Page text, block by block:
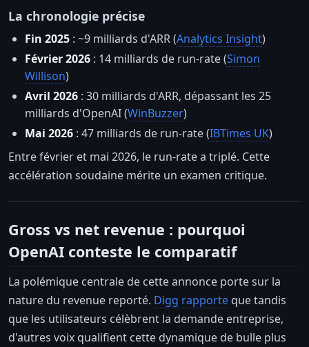
La chronologie précise
Fin 2025 : ~9 milliards d'ARR (Analytics Insight)
Février 2026 : 14 milliards de run-rate (Simon
Willison)
Avril 2026 : 30 milliards d'ARR, dépassant les 25
milliards d'OpenAI (WinBuzzer)
Mai 2026 : 47 milliards de run-rate (IBTimes UK)
Entre février et mai 2026, le run-rate a triplé. Cette
accélération soudaine mérite un examen critique.
Gross vs net revenue : pourquoi
OpenAI conteste le comparatif
La polémique centrale de cette annonce porte sur la
nature du revenue reporté. Digg rapporte que tandis
que les utilisateurs célèbrent la demande entreprise,
d'autres voix qualifient cette dynamique de bulle plus